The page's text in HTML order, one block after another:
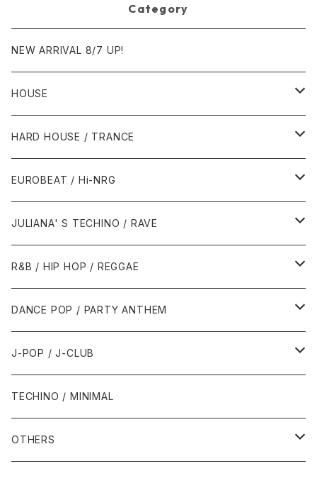
Category
NEW ARRIVAL 8/7 UP!
HOUSE
1980年代
1987年・以前
1988年
1990年代
1990年
1991年
1995年
1996年
2000年代
2000年
2001年
2005年
2010年代
2010年
2011年
HARD HOUSE / TRANCE
1990年代
1994年・以前
1995年
1999年
2000年代
2000年
2001年
2005年
EUROBEAT / Hi-NRG
1980年代
1986年・以前
1987年
1990年代
1990年
1991年
2000年代
JULIANA' S TECHINO / RAVE
1990年代
1990年
1991年
2000年代
2000年
2001年
R&B / HIP HOP / REGGAE
1980年代
1985年・以前
1986年
1990年代
1990年
1991年
2000年代
2000年
DANCE POP / PARTY ANTHEM
1980年代
1988年・以前
1989年
1990年代
1990年
2000年代
J-POP / J-CLUB
1980年代
1990年代
TECHINO / MINIMAL
OTHERS